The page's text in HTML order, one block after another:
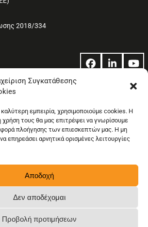
Συγκατάθεσης
καλύτερη εμπειρία, χρησιμοποιούμε cookies. Η
τους θα μας επιτρέψει να γνωρίσουμε
πλοήγησης των επιεσκεπτών μας. Η μη
επηρεάσει αρνητικά ορισμένες λειτουργίες
Αποδοχή
Δεν αποδέχομαι
Προβολή προτιμήσεων
2018/334
Facebook
LinkedIn
S.A.